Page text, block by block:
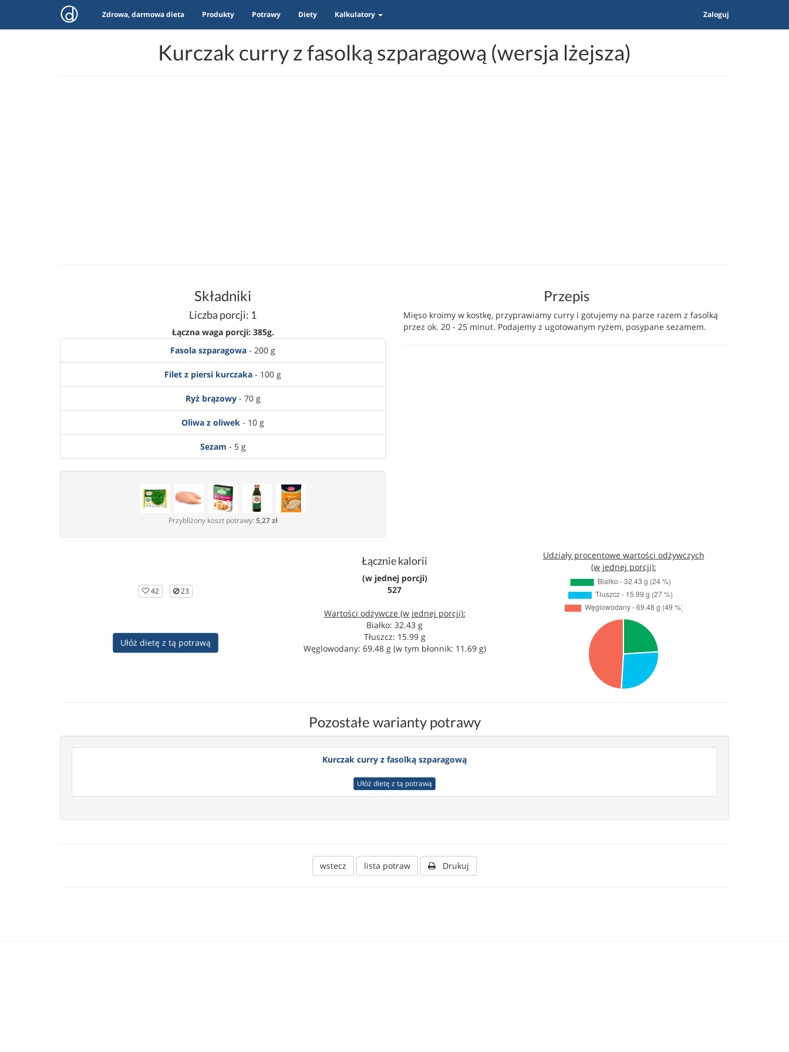
Zdrowa, darmowa dieta Produkty Potrawy Diety Kalkulatory Zaloguj
Kurczak curry z fasolką szparagową (wersja lżejsza)
Składniki
Liczba porcji: 1
Łączna waga porcji: 385g.
Fasola szparagowa - 200 g
Filet z piersi kurczaka - 100 g
Ryż brązowy- 70 g
Oliwa z oliwek - 10 g
Sezam - 5 g
Przybliżony koszt potrawy:5,27 zł
Przepis
Mięso kroimy w kostkę, przyprawiamy curry i gotujemy na parze razem z fasolką
przez ok. 20 - 25 minut. Podajemy z ugotowanym ryżem, posypane sezamem.
42 23
Ułóż dietę z tą potrawą
Łącznie kalorii
(w jednej porcji)
527
Wartości odżywcze (w jednej porcji):
Białko: 32.43 g
Tłuszcz: 15.99 g
Węglowodany: 69.48 g (w tym błonnik: 11.69 g)
Udziały procentowe wartości odżywczych
(w jednej porcji):
Pozostałe warianty potrawy
Kurczak curry z fasolką szparagową
Ułóż dietę z tą potrawą
wstecz lista potraw Drukuj